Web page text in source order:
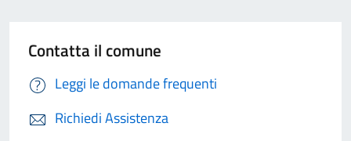
Contatta il comune
Leggi le domande frequenti
Richiedi Assistenza